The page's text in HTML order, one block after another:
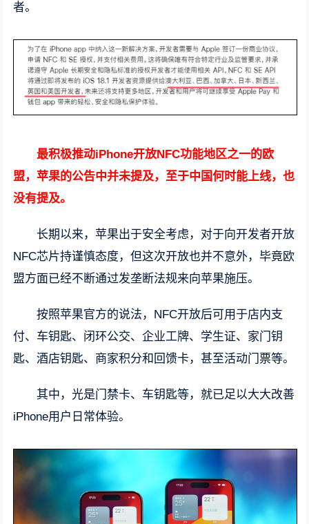
者。
最积极推动iPhone开放NFC功能地区之一的欧
盟，苹果的公告中并未提及，至于中国何时能上线，也
没有提及。
长期以来，苹果出于安全考虑，对于向开发者开放
NFC芯片持谨慎态度，但这次开放也并不意外，毕竟欧
盟方面已经不断通过发垄断法规来向苹果施压。
按照苹果官方的说法，NFC开放后可用于店内支
付、车钥匙、闭环公交、企业工牌、学生证、家门钥
匙、酒店钥匙、商家积分和回馈卡，甚至活动门票等。
其中，光是门禁卡、车钥匙等，就已足以大大改善
iPhone用户日常体验。